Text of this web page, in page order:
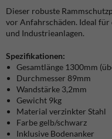
Dieser robuste
vor Anfahrschäden. Ideal für
und Industrieanlagen.
Spezifikationen:
Gesamtlänge 1300mm
Durchmesser 89mm
Wandstärke 3,2mm
Gewicht 9kg
Material verzinkter Stahl
Farbe gelb/schwarz
Inklusive Bodenanker